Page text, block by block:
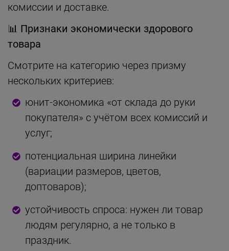
комиссии и доставке.
📊 Признаки экономически здорового
товара
Смотрите на категорию через призму
нескольких критериев:
юнит-экономика «от склада до руки
покупателя» с учётом всех комиссий и
услуг;
потенциальная ширина линейки
(вариации размеров, цветов,
доптоваров);
устойчивость спроса: нужен ли товар
людям регулярно, а не только в
праздник.